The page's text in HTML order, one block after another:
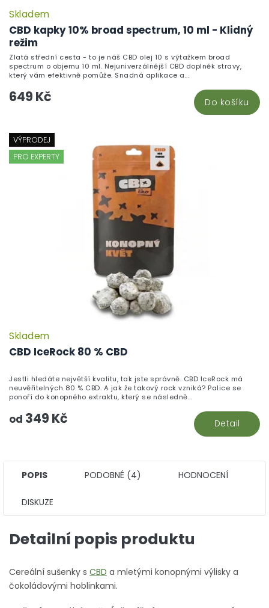
CBD kapky 10% broad spectrum, 10 ml - Klidný
režim
Skladem
649 Kč Do košíku
Zlatá střední cesta - to je náš CBD olej 10 s výtažkem broad
spectrum o objemu 10 ml. Nejuniverzálnější CBD doplněk stravy,
který vám efektivně pomůže. Snadná aplikace a...
VÝPRODEJ
PRO EXPERTY
CBD IceRock 80 % CBD
Skladem
od 349 Kč Detail
Jestli hledáte největší kvalitu, tak jste správně. CBD IceRock má
neuvěřitelných 80 % CBD. A jak že takový rock vzniká? Palice se
ponoří do konopného extraktu, který se následně...
POPIS PODOBNÉ (4) HODNOCENÍ
DISKUZE
Detailní popis produktu
Cereální sušenky s CBD a mletými konopnými výlisky a
čokoládovými hoblinkami.